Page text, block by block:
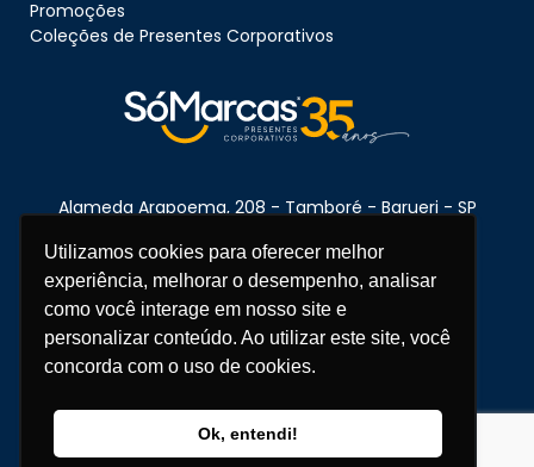
Utilizamos cookies para oferecer melhor
experiência, melhorar o desempenho, analisar
como você interage em nosso site e
personalizar conteúdo. Ao utilizar este site, você
concorda com o uso de cookies.
Ok, entendi!
Promoções
Coleções de Presentes Corporativos
Alameda Arapoema, 208 - Tamboré - Barueri - SP
06460-080
Telefone:11 3670-1360
WhatsApp:11 95681-5743
atendimento@somarcas.com.br
Copyright © 2026 SóMarcas - Todos os direitos reservados.